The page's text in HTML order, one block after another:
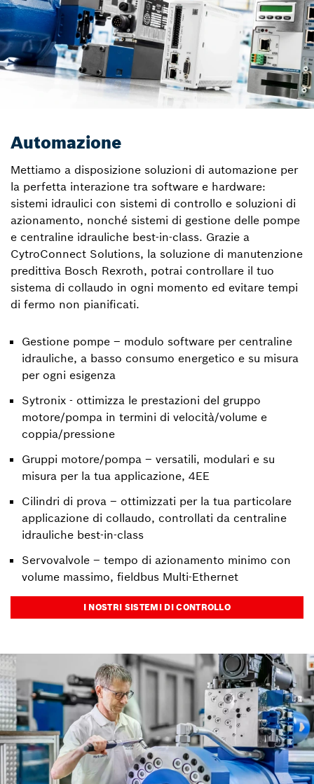
Automazione
Mettiamo a disposizione soluzioni di automazione per
la perfetta interazione tra software e hardware:
sistemi idraulici con sistemi di controllo e soluzioni di
azionamento, nonché sistemi di gestione delle pompe
e centraline idrauliche best-in-class. Grazie a
CytroConnect Solutions, la soluzione di manutenzione
predittiva Bosch Rexroth, potrai controllare il tuo
sistema di collaudo in ogni momento ed evitare tempi
di fermo non pianificati.
Gestione pompe – modulo software per centraline
idrauliche, a basso consumo energetico e su misura
per ogni esigenza
Sytronix - ottimizza le prestazioni del gruppo
motore/pompa in termini di velocità/volume e
coppia/pressione
Gruppi motore/pompa – versatili, modulari e su
misura per la tua applicazione, 4EE
Cilindri di prova – ottimizzati per la tua particolare
applicazione di collaudo, controllati da centraline
idrauliche best-in-class
Servovalvole – tempo di azionamento minimo con
volume massimo, fieldbus Multi-Ethernet
I NOSTRI SISTEMI DI CONTROLLO